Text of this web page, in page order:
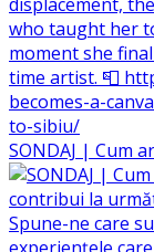
SONDAJ | Cum